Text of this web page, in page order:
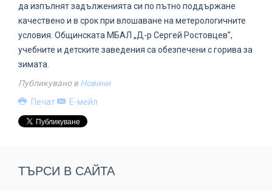
да изпълнят задълженията си по пътно поддържане
качествено и в срок при влошаване на метерологичните
условия. Общинската МБАЛ „Д-р Сергей Ростовцев”,
учебните и детските заведения са обезпечени с горива за
зимата.
Публикувано вНовини
Печат
Е-мейл
ТЪРСИ В САЙТА